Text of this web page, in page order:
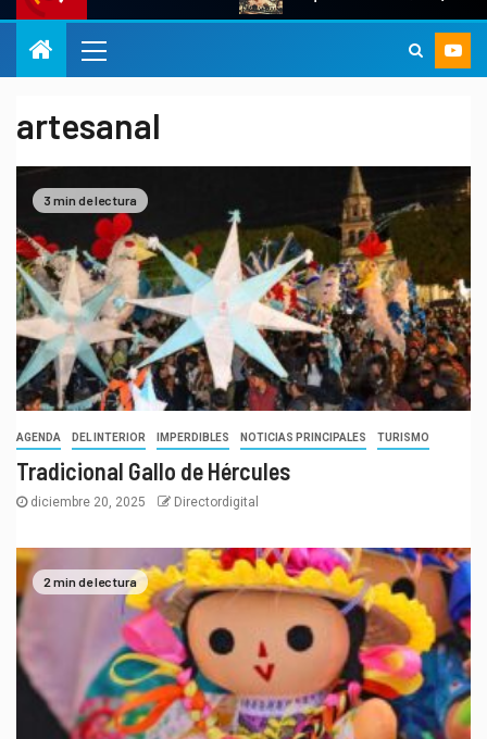
artesanal
3 min de lectura
AGENDA DEL INTERIOR IMPERDIBLES NOTICIAS PRINCIPALES TURISMO
Tradicional Gallo de Hércules
diciembre 20, 2025 Directordigital
2 min de lectura